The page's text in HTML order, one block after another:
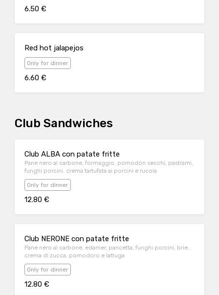
6.50 €
Red hot jalapejos
Only for dinner
6.60 €
Club Sandwiches
Club ALBA con patate fritte
Pane nero al carbone, formaggio, pomodori secchi, pastrami,
funghi porcini, crema tartufata ai porcini e rucola
Only for dinner
12.80 €
Club NERONE con patate fritte
Pane nero al carbone, edamer, pancetta, funghi porcini, brie,
crema di zucca, pomodoro e lattuga
Only for dinner
12.80 €